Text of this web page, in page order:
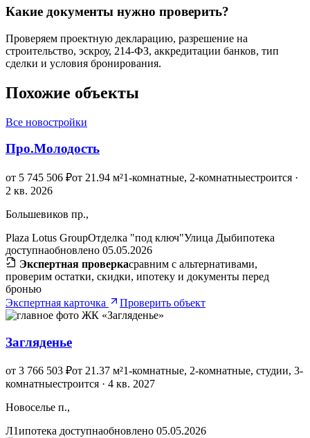
Какие документы нужно проверить?
Проверяем проектную декларацию, разрешение на
строительство, эскроу, 214-ФЗ, аккредитации банков, тип
сделки и условия бронирования.
Похожие объекты
Все новостройки
Про.Молодость
от 5 745 506 ₽от 21.94 м²1-комнатные, 2-комнатныестроится ·
2 кв. 2026
Большевиков пр.,
Plaza Lotus GroupОтделка "под ключ"Улица Дыбипотека
доступнаобновлено 05.05.2026
Экспертная проверкасравним с альтернативами,
проверим остатки, скидки, ипотеку и документы перед
бронью
Экспертная карточка
Проверить объект
Загляденье
от 3 766 503 ₽от 21.37 м²1-комнатные, 2-комнатные, студии, 3-
комнатныестроится · 4 кв. 2027
Новоселье п.,
Л1ипотека доступнаобновлено 05.05.2026